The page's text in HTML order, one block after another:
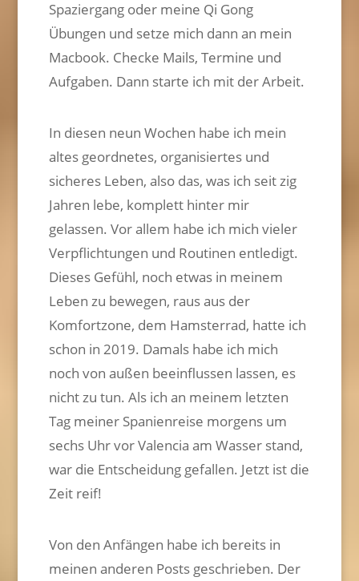
Spaziergang oder meine Qi Gong
Übungen und setze mich dann an mein
Macbook. Checke Mails, Termine und
Aufgaben. Dann starte ich mit der Arbeit.
In diesen neun Wochen habe ich mein
altes geordnetes, organisiertes und
sicheres Leben, also das, was ich seit zig
Jahren lebe, komplett hinter mir
gelassen. Vor allem habe ich mich vieler
Verpflichtungen und Routinen entledigt.
Dieses Gefühl, noch etwas in meinem
Leben zu bewegen, raus aus der
Komfortzone, dem Hamsterrad, hatte ich
schon in 2019. Damals habe ich mich
noch von außen beeinflussen lassen, es
nicht zu tun. Als ich an meinem letzten
Tag meiner Spanienreise morgens um
sechs Uhr vor Valencia am Wasser stand,
war die Entscheidung gefallen. Jetzt ist die
Zeit reif!
Von den Anfängen habe ich bereits in
meinen anderen Posts geschrieben. Der